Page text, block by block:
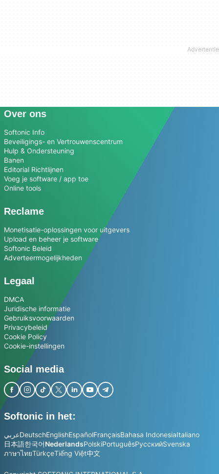
Over ons
Softonic Info
Beveiligings- en Vertrouwenscentrum
Hulp & Ondersteuning
Banen
Editorial Richtlijnen
Voeg je software / app toe
Online tools
Reclame
Monetisatie-oplossingen voor uitgevers
Upload en beheer je software
Softonic Beleid
Adverteermogelijkheden
Legaal
DMCA
Juridische informatie
Gebruiksvoorwaarden
Privacybeleid
Cookie Policy
Cookie-instellingen
Social media
Softonic in het:
عربيDeutschEnglishEspañolFrançaisBahasa IndonesiaItaliano
日本語한국어NederlandsPolskiPortuguêsРусскийSvenska
ภาษาไทยTürkçeTiếng Việt中文